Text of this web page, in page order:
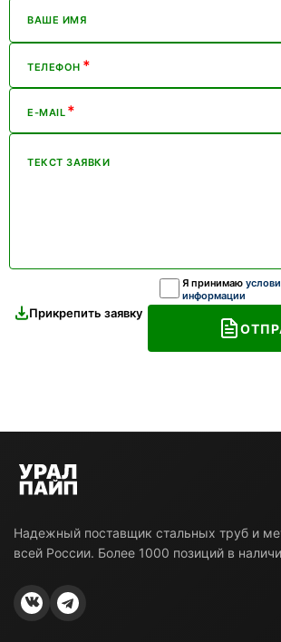
ВАШЕ ИМЯ
ТЕЛЕФОН *
E-MAIL *
ТЕКСТ ЗАЯВКИ
Прикрепить заявку
Я принимаю
информации
Надежный поставщик стальных труб и
всей России. Более 1000 позиций в